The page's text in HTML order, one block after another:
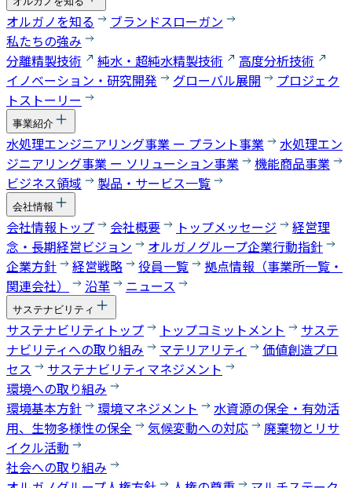
オルガノを知る
ブランドスローガン
私たちの強み
分離精製技術
純水・超純水精製技術
高度分析技術
イノベーション・研究開発
グローバル展開
プロジェク
トストーリー
事業紹介
水処理エンジニアリング事業 ー プラント事業
水処理エン
ジニアリング事業 ー ソリューション事業
機能商品事業
ビジネス領域
製品・サービス一覧
会社情報
会社情報トップ 会社概要 トップメッセージ
経営理
念・長期経営ビジョン
オルガノグループ企業行動指針
企業方針
経営戦略 役員一覧
拠点情報（事業所一覧・
関連会社）
沿革 ニュース
サステナビリティ
サステナビリティトップ トップコミットメント
サステ
ナビリティへの取り組み
マテリアリティ
価値創造プロ
セス
サステナビリティマネジメント
環境への取り組み
環境基本方針
環境マネジメント
水資源の保全・有効活
用、生物多様性の保全
気候変動への対応
廃棄物とリサ
イクル活動
社会への取り組み